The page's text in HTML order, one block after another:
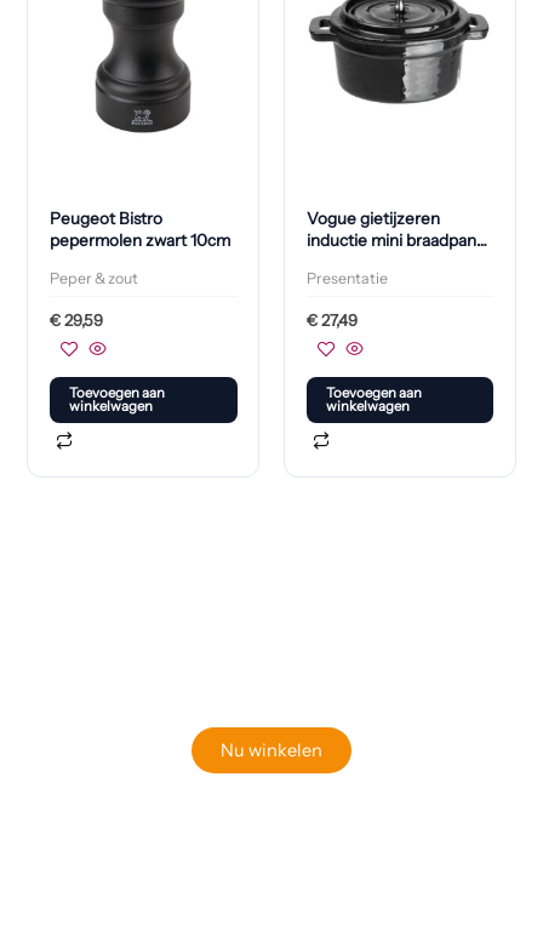
Peugeot Bistro
pepermolen zwart 10cm
Peper & zout
€29,59
Toevoegen aan
winkelwagen
Vogue gietijzeren
inductie mini braadpan
Presentatie
€27,49
Toevoegen aan
winkelwagen
Nu winkelen